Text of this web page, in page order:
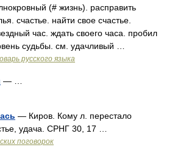
(# жизнь). расправить
счастье. найти свое счастье.
час. ждать своего часа. пробил
судьбы. см. удачливый …
русского языка
— …
— Киров. Кому л. перестало
удача. СРНГ 30, 17 …
поговорок